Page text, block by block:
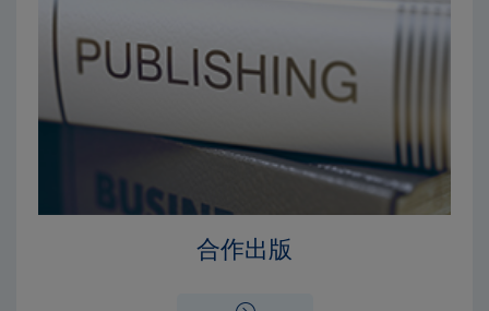
合作出版